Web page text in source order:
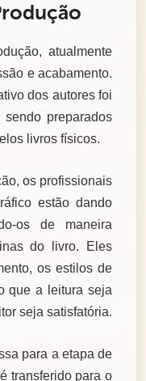
atualmente
e acabamento.
dos autores foi
preparados
livros físicos.
os profissionais
áfico estão dando
os de maneira
do livro. Eles
os estilos de
que a leitura seja
seja satisfatória.
para a etapa de
transferido para o